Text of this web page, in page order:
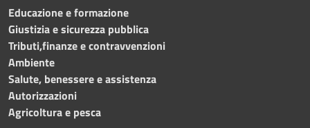
Educazione e formazione
Giustizia e sicurezza pubblica
Tributi,finanze e contravvenzioni
Ambiente
Salute, benessere e assistenza
Autorizzazioni
Agricoltura e pesca